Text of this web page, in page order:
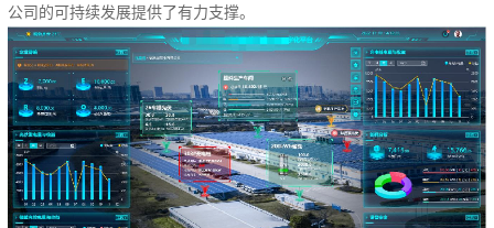
公司的可持续发展提供了有力支撑。